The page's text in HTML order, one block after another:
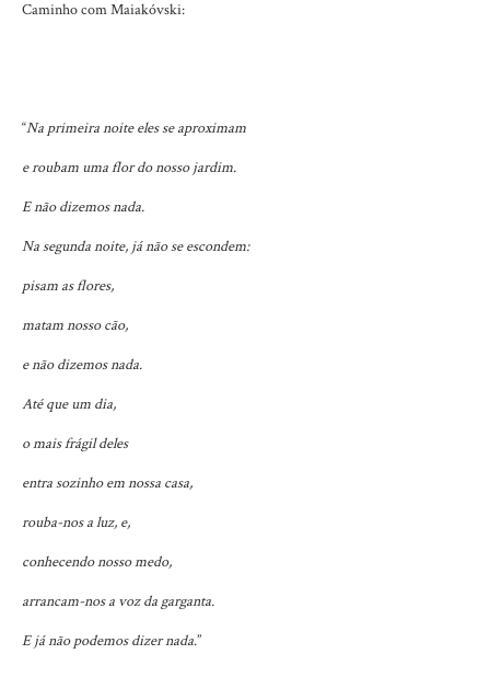
Caminho com Maiakóvski:
“Na primeira noite eles se aproximam
e roubam uma flor do nosso jardim.
E não dizemos nada.
Na segunda noite, já não se escondem:
pisam as flores,
matam nosso cão,
e não dizemos nada.
Até que um dia,
o mais frágil deles
entra sozinho em nossa casa,
rouba-nos a luz, e,
conhecendo nosso medo,
arrancam-nos a voz da garganta.
E já não podemos dizer nada.”